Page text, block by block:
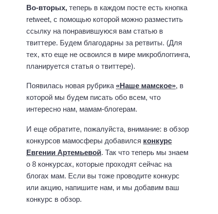
Во-вторых, теперь в каждом посте есть кнопка
retweet, с помощью которой можно разместить
ссылку на понравившуюся вам статью в
твиттере. Будем благодарны за ретвиты. (Для
тех, кто еще не освоился в мире микроблоггинга,
планируется статья о твиттере).
Появилась новая рубрика«Наше мамское», в
которой мы будем писать обо всем, что
интересно нам, мамам-блогерам.
И еще обратите, пожалуйста, внимание: в обзор
конкурсов мамосферы добавился конкурс
Евгении Артемьевой. Так что теперь мы знаем
о 8 конкурсах, которые проходят сейчас на
блогах мам. Если вы тоже проводите конкурс
или акцию, напишите нам, и мы добавим ваш
конкурс в обзор.